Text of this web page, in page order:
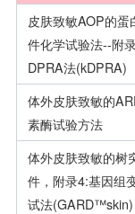
皮肤致敏AOP的蛋
件化学试验法--附
DPRA法(kDPRA)
体外皮肤致敏的
素酶试验方法
体外皮肤致敏的树
件，附录4:基因组
试法(GARD™skin)